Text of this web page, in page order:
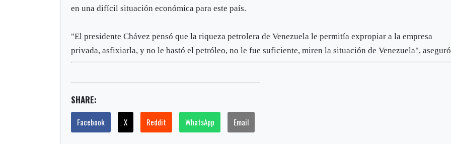
en una difícil situación económica para este país.
"El presidente Chávez pensó que la riqueza petrolera de Venezuela le permitía expropiar a la empresa
privada, asfixiarla, y no le bastó el petróleo, no le fue suficiente, miren la situación de Venezuela",
SHARE:
Facebook X Reddit WhatsApp Email